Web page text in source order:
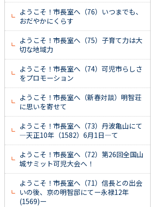
ようこそ！市長室へ（76）いつまでも、
おだやかにくらす
ようこそ！市長室へ（75）子育て力は大
切な地域力
ようこそ！市長室へ（74）可児市らしさ
をプロモーション
ようこそ！市長室へ（新春対談）明智荘
に思いを寄せて
ようこそ！市長室へ（73）丹波亀山にて
―天正10年（1582）6月1日―て
ようこそ！市長室へ（72）第26回全国山
城サミット可児大会へ！
ようこそ！市長室へ（71）信長との出会
いの後、京の明智邸にてー永禄12年
(1569)ー